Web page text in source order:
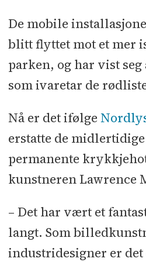
Fakta: Store norske
De mobile
blitt flyttet mot et mer
parken, og har vist
som ivaretar de
Nå er det ifølge
erstatte de
permanente
kunstneren Lawrence
– Det har vært et
langt. Som
industridesigner er